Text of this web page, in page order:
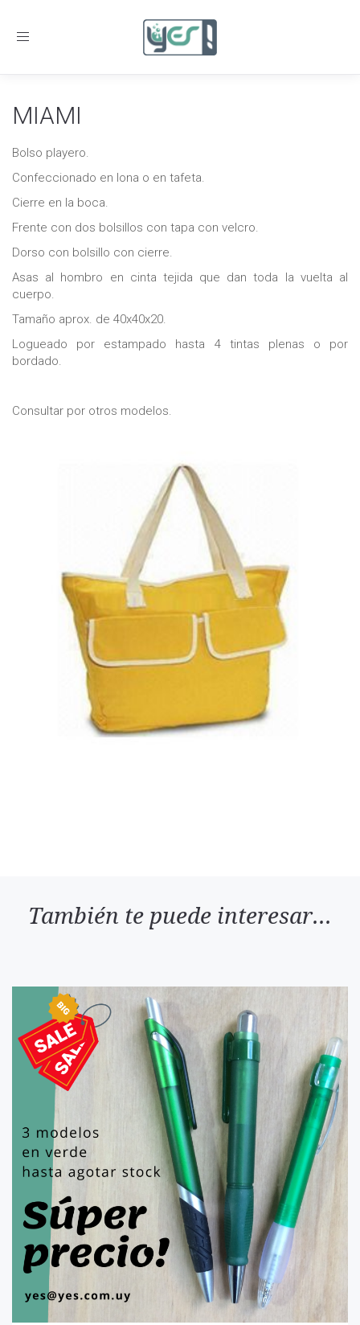
Toggle
MIAMI
Bolso playero.
Confeccionado en lona o en tafeta.
Cierre en la boca.
Frente con dos bolsillos con tapa con velcro.
Dorso con bolsillo con cierre.
Asas al hombro en cinta tejida que dan toda la vuelta al
cuerpo.
Tamaño aprox. de 40x40x20.
Logueado por estampado hasta 4 tintas plenas o por
bordado.
Consultar por otros modelos.
También te puede interesar...